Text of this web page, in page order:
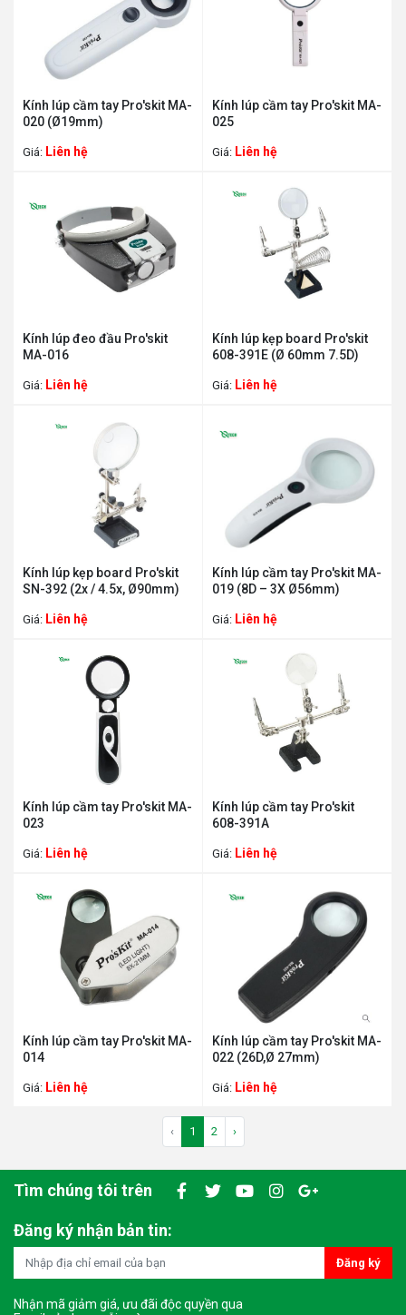
Kính lúp cầm tay Pro'skit MA-
020 (Ø19mm)
Giá: Liên hệ
Kính lúp cầm tay Pro'skit MA-
025
Giá: Liên hệ
Kính lúp đeo đầu Pro'skit
MA-016
Giá: Liên hệ
Kính lúp kẹp board Pro'skit
608-391E (Ø 60mm 7.5D)
Giá: Liên hệ
Kính lúp kẹp board Pro'skit
SN-392 (2x / 4.5x, Ø90mm)
Giá: Liên hệ
Kính lúp cầm tay Pro'skit MA-
019 (8D – 3X Ø56mm)
Giá: Liên hệ
Kính lúp cầm tay Pro'skit MA-
023
Giá: Liên hệ
Kính lúp cầm tay Pro'skit
608-391A
Giá: Liên hệ
Kính lúp cầm tay Pro'skit MA-
014
Giá: Liên hệ
Kính lúp cầm tay Pro'skit MA-
022 (26D,Ø 27mm)
Giá: Liên hệ
‹ 1 2 ›
Tìm chúng tôi trên
Đăng ký nhận bản tin:
Đăng ký
Nhận mã giảm giá, ưu đãi độc quyền qua